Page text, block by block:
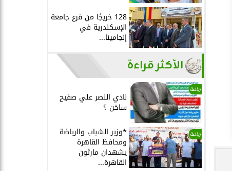
128 خريجًا من فرع جامعة
الإسكندرية في
إنجامينا...
الأكثر قراءة
رياضة
نادي النصر علي صفيح
ساخن ؟
رياضة *وزير الشباب والرياضة
ومحافظ القاهرة
يشهدان مارثون
القاهرة...